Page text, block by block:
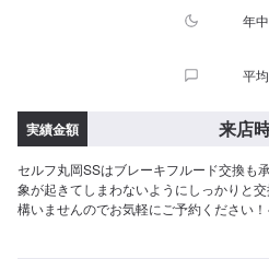
年
平
実績金額 来店
セルフ丸岡SSはブレーキフルード交換も
象が起きてしまわないようにしっかりと
構いませんのでお気軽にご予約ください